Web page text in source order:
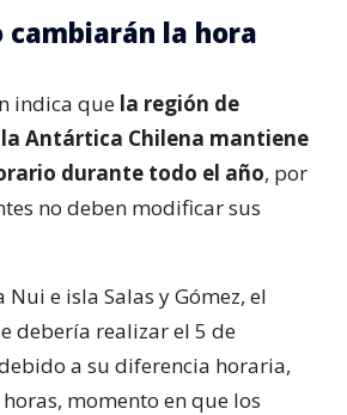
cambiarán la hora
indica que la región de
Antártica Chilena mantiene
durante todo el año, por
no deben modificar sus
Nui e isla Salas y Gómez, el
debería realizar el 5 de
a su diferencia horaria,
momento en que los